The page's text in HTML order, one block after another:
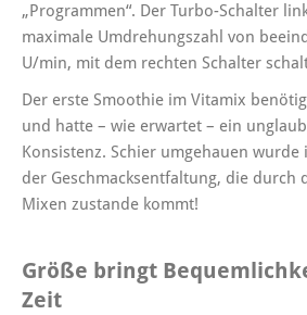
„Programmen“. Der Turbo-Schalter
maximale Umdrehungszahl von
U/min, mit dem rechten Schalter
Der erste Smoothie im Vitamix
und hatte – wie erwartet – ein
Konsistenz. Schier umgehauen
der Geschmacksentfaltung, die durch
Mixen zustande kommt!
Größe bringt
Zeit